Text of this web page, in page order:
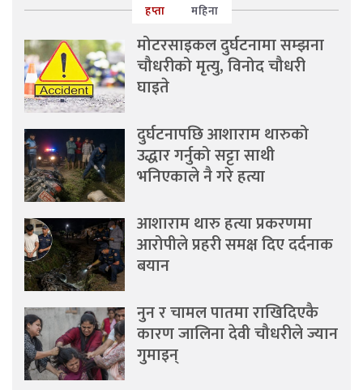
हप्ता महिना
मोटरसाइकल दुर्घटनामा सम्झना
चौधरीको मृत्यु, विनोद चौधरी
घाइते
दुर्घटनापछि आशाराम थारुको
उद्धार गर्नुको सट्टा साथी
भनिएकाले नै गरे हत्या
आशाराम थारु हत्या प्रकरणमा
आरोपीले प्रहरी समक्ष दिए दर्दनाक
बयान
नुन र चामल पातमा राखिदिएकै
कारण जालिना देवी चौधरीले ज्यान
गुमाइन्